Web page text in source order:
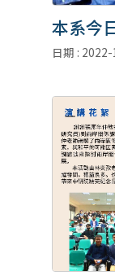
本系今
日期 :